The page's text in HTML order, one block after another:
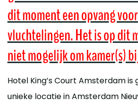
dit moment een opvang
vluchtelingen. Het is op dit
niet mogelijk om kamer(s)
Hotel King’s Court Amsterdam is
unieke locatie in Amsterdam